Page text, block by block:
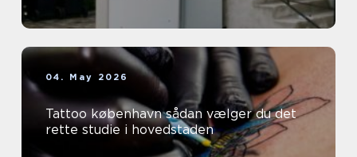
04. May 2026
Tattoo københavn sådan vælger du det
rette studie i hovedstaden